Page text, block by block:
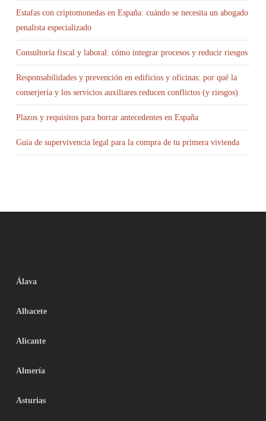
Estafas con criptomonedas en España: cuándo se necesita un abogado
penalista especializado
Consultoría fiscal y laboral: cómo integrar procesos y reducir riesgos
Responsabilidades y prevención en edificios y oficinas: por qué la
conserjería y los servicios auxiliares reducen conflictos (y riesgos)
Plazos y requisitos para borrar antecedentes en España
Guía de supervivencia legal para la compra de tu primera vivienda
Álava
Albacete
Alicante
Almería
Asturias